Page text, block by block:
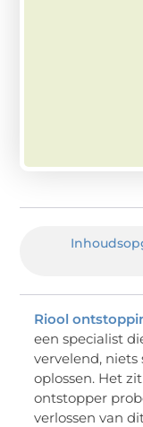
Riool
een specialist
vervelend,
oplossen. Het
ontstopper
verlossen van